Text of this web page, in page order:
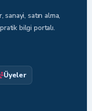
satın alma,
bilgi portalı.
Üyeler